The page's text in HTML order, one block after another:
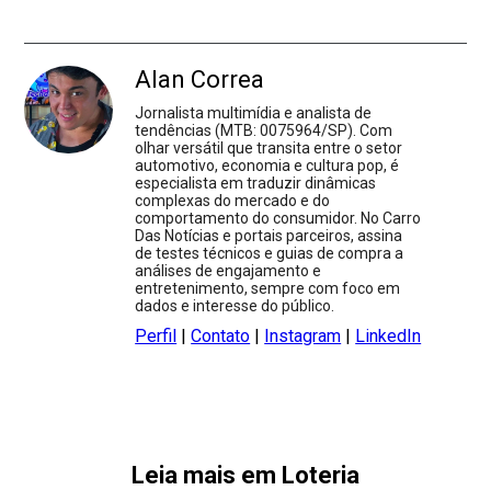
Alan Correa
Jornalista multimídia e analista de
tendências (MTB: 0075964/SP). Com
olhar versátil que transita entre o setor
automotivo, economia e cultura pop, é
especialista em traduzir dinâmicas
complexas do mercado e do
comportamento do consumidor. No Carro
Das Notícias e portais parceiros, assina
de testes técnicos e guias de compra a
análises de engajamento e
entretenimento, sempre com foco em
dados e interesse do público.
Perfil |Contato | Instagram | LinkedIn
Leia mais em Loteria